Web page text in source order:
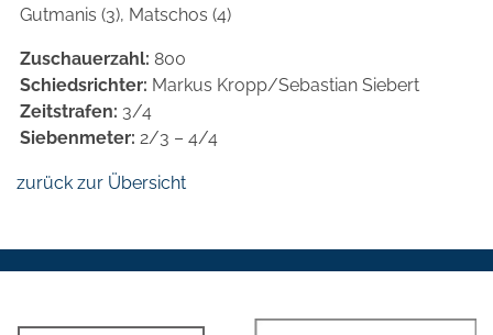
Gutmanis (3), Matschos (4)
Zuschauerzahl: 800
Schiedsrichter: Markus Kropp/Sebastian Siebert
Zeitstrafen: 3/4
Siebenmeter: 2/3 – 4/4
zurück zur Übersicht